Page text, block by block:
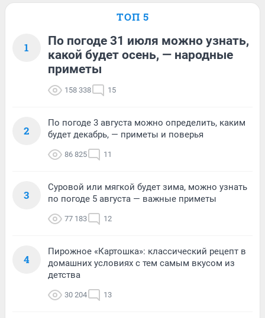
ТОП 5
1
По погоде 31 июля можно узнать,
какой будет осень, — народные
приметы
158 338 15
2
По погоде 3 августа можно определить, каким
будет декабрь, — приметы и поверья
86 825 11
3
Суровой или мягкой будет зима, можно узнать
по погоде 5 августа — важные приметы
77 183 12
4
Пирожное «Картошка»: классический рецепт в
домашних условиях с тем самым вкусом из
детства
30 204 13